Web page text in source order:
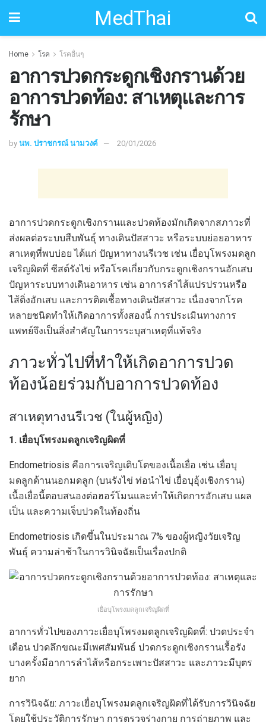
MedThai
Home โรค โรคอื่นๆ
อาการปวดกระดูกเชิงกรานด้วย
อาการปวดท้อง: สาเหตุและการ
รักษา
by นพ. ปราชกรณ์ นามวงค์ 20/01/2026
อาการปวดกระดูกเชิงกรานและปวดท้องมักเกิดจากสภาวะที่
ส่งผลต่อระบบสืบพันธุ์ ทางเดินปัสสาวะ หรือระบบย่อยอาหาร
สาเหตุที่พบบ่อย ได้แก่ ปัญหาทางนรีเวช เช่น เยื่อบุโพรงมดลูก
เจริญผิดที่ ซีสต์รังไข่ หรือโรคเกี่ยวกับกระดูกเชิงกรานอักเสบ
ปัญหาระบบทางเดินอาหาร เช่น อาการลำไส้แปรปรวนหรือ
ไส้ติ่งอักเสบ และการติดเชื้อทางเดินปัสสาวะ เนื่องจากโรค
หลายชนิดทำให้เกิดอาการทั้งสองนี้ การประเมินทางการ
แพทย์จึงเป็นสิ่งสำคัญในการระบุสาเหตุที่แท้จริง
ภาวะทั่วไปที่ทำให้เกิดอาการปวด
ท้องน้อยร่วมกับอาการปวดท้อง
สาเหตุทางนรีเวช (ในผู้หญิง)
1. เยื่อบุโพรงมดลูกเจริญผิดที่
Endometriosis คือการเจริญเติบโตของเนื้อเยื่อ เช่น เยื่อบุ
มดลูกด้านนอกมดลูก (บนรังไข่ ท่อนำไข่ เยื่อบุอุ้งเชิงกราน)
เนื้อเยื่อนี้ตอบสนองต่อฮอร์โมนและทำให้เกิดการอักเสบ แผล
เป็น และความเจ็บปวดในท้องถิ่น
Endometriosis เกิดขึ้นในประมาณ 7% ของผู้หญิงวัยเจริญ
พันธุ์ ความล่าช้าในการวินิจฉัยเป็นเรื่องปกติ
เยื่อบุโพรงมดลูกเจริญผิดที่
อาการทั่วไปของภาวะเยื่อบุโพรงมดลูกเจริญผิดที่: ปวดประจำ
เดือน ปวดลึกขณะมีเพศสัมพันธ์ ปวดกระดูกเชิงกรานเรื้อรัง
บางครั้งมีอาการลำไส้หรือกระเพาะปัสสาวะ และภาวะมีบุตร
ยาก
การวินิจฉัย: ภาวะเยื่อบุโพรงมดลูกเจริญผิดที่ได้รับการวินิจฉัย
โดยใช้ประวัติการรักษา การตรวจร่างกาย การถ่ายภาพ และ